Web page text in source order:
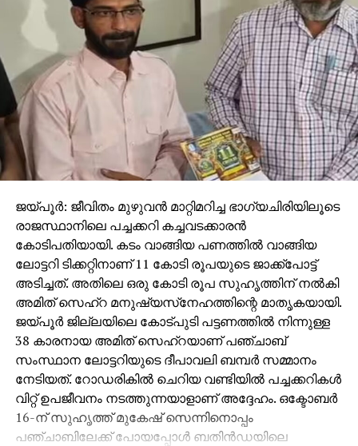
ജയ്പൂര്‍: ജീവിതം മുഴുവന്‍ മാറ്റിമറിച്ച ഭാഗ്യചിരിയിലൂടെ
രാജസ്ഥാനിലെ പച്ചക്കറി കച്ചവടക്കാരന്‍
കോടിപതിയായി. കടം വാങ്ങിയ പണത്തില്‍ വാങ്ങിയ
ലോട്ടറി ടിക്കറ്റിനാണ് 11 കോടി രൂപയുടെ ജാക്ക്‌പോട്ട്
അടിച്ചത്. അതിലെ ഒരു കോടി രൂപ സുഹൃത്തിന് നല്‍കി
അമിത് സെഹ്‌റ മനുഷ്യസ്‌നേഹത്തിന്റെ മാതൃകയായി.
ജയ്പൂര്‍ ജില്ലയിലെ കോട്പുടി പട്ടണത്തില്‍ നിന്നുള്ള
38 കാരനായ അമിത് സെഹ്‌റയാണ് പഞ്ചാബ്
സംസ്ഥാന ലോട്ടറിയുടെ ദീപാവലി ബമ്പര്‍ സമ്മാനം
നേടിയത്. റോഡരികില്‍ ചെറിയ വണ്ടിയില്‍ പച്ചക്കറികള്‍
വിറ്റ് ഉപജീവനം നടത്തുന്നയാളാണ് അദ്ദേഹം. ഒക്ടോബര്‍
16-ന് സുഹൃത്ത് മുകേഷ് സെന്നിനൊപ്പം
പഞ്ചാബിലേക്ക് പോയപ്പോള്‍ ബതിന്‍ഡയിലെ